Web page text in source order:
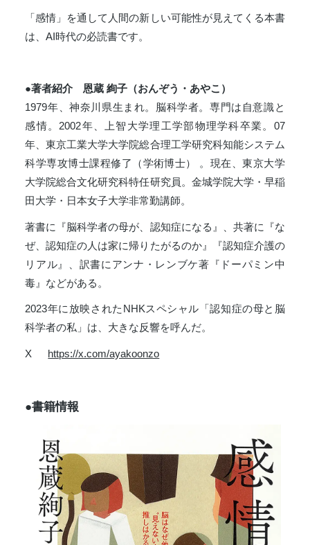
「感情」を通して人間の新しい可能性が見えてくる本書
は、AI時代の必読書です。
●著者紹介 恩蔵 絢子（おんぞう・あやこ）
1979年、神奈川県生まれ。脳科学者。専門は自意識と
感情。2002年、上智大学理工学部物理学科卒業。07
年、東京工業大学大学院総合理工学研究科知能システム
科学専攻博士課程修了（学術博士） 。現在、東京大学
大学院総合文化研究科特任研究員。金城学院大学・早稲
田大学・日本女子大学非常勤講師。
著書に『脳科学者の母が、認知症になる』、共著に『な
ぜ、認知症の人は家に帰りたがるのか』『認知症介護の
リアル』、訳書にアンナ・レンブケ著『ドーパミン中
毒』などがある。
2023年に放映されたNHKスペシャル「認知症の母と脳
科学者の私」は、大きな反響を呼んだ。
X https://x.com/ayakoonzo
●書籍情報